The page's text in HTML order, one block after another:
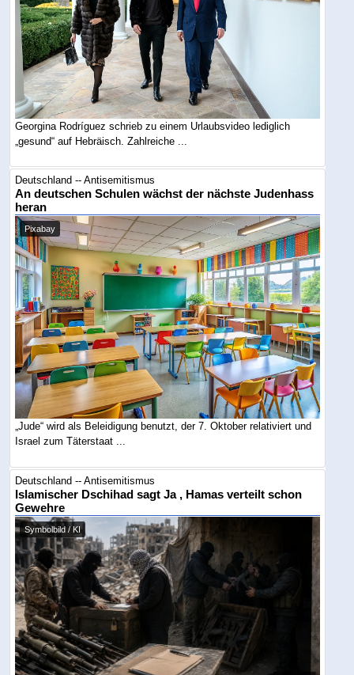
Georgina Rodríguez schrieb zu einem Urlaubsvideo lediglich
„gesund“ auf Hebräisch. Zahlreiche ...
Deutschland -- Antisemitismus
An deutschen Schulen wächst der nächste Judenhass
heran
Pixabay
„Jude“ wird als Beleidigung benutzt, der 7. Oktober relativiert und
Israel zum Täterstaat ...
Deutschland -- Antisemitismus
Islamischer Dschihad sagt Ja , Hamas verteilt schon
Gewehre
Symbolbild / KI